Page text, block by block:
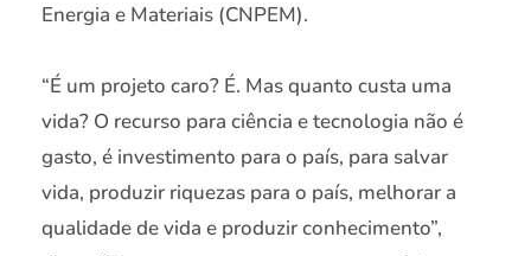
Energia e Materiais (CNPEM).
“É um projeto caro? É. Mas quanto custa uma
vida? O recurso para ciência e tecnologia não é
gasto, é investimento para o país, para salvar
vida, produzir riquezas para o país, melhorar a
qualidade de vida e produzir conhecimento”,